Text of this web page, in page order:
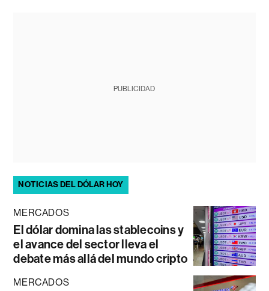
PUBLICIDAD
NOTICIAS DEL DÓLAR HOY
MERCADOS
El dólar domina las stablecoins y
el avance del sector lleva el
debate más allá del mundo cripto
MERCADOS